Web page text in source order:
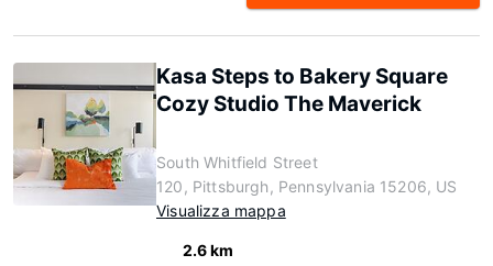
Kasa Steps to Bakery Square
Cozy Studio The Maverick
South Whitfield Street
120, Pittsburgh, Pennsylvania 15206, US
Visualizza mappa
2.6 km